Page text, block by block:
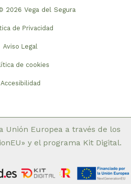
2026 Vega del Segura
de Privacidad
Aviso Legal
de cookies
Accesibilidad
Unión Europea a través de los
y el programa Kit Digital.